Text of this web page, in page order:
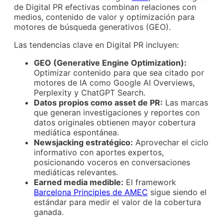
de Digital PR efectivas combinan relaciones con
medios, contenido de valor y optimización para
motores de búsqueda generativos (GEO).
Las tendencias clave en Digital PR incluyen:
GEO (Generative Engine Optimization):
Optimizar contenido para que sea citado por
motores de IA como Google AI Overviews,
Perplexity y ChatGPT Search.
Datos propios como asset de PR: Las marcas
que generan investigaciones y reportes con
datos originales obtienen mayor cobertura
mediática espontánea.
Newsjacking estratégico: Aprovechar el ciclo
informativo con aportes expertos,
posicionando voceros en conversaciones
mediáticas relevantes.
Earned media medible: El framework
Barcelona Principles de AMEC sigue siendo el
estándar para medir el valor de la cobertura
ganada.